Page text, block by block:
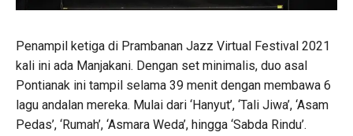
Penampil ketiga di Prambanan Jazz Virtual Festival 2021
kali ini ada Manjakani. Dengan set minimalis, duo asal
Pontianak ini tampil selama 39 menit dengan membawa 6
lagu andalan mereka. Mulai dari ‘Hanyut’, ‘Tali Jiwa’, ‘Asam
Pedas’, ‘Rumah’, ‘Asmara Weda’, hingga ‘Sabda Rindu’.